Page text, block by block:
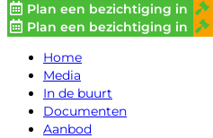
Plan een bezichtiging in
Plan een bezichtiging in
Home
Media
In de buurt
Documenten
Aanbod